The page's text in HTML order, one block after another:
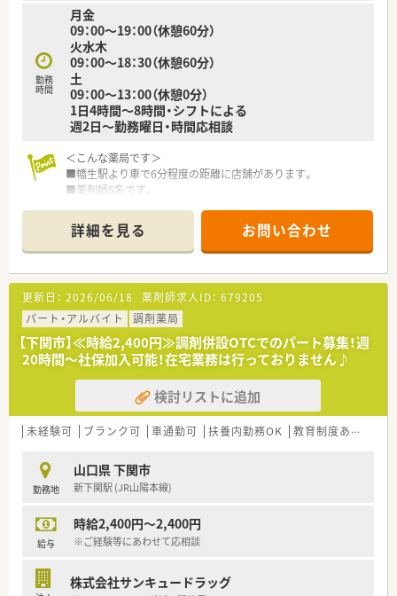
で、調剤補助スタッフ様も店舗にはいらっしゃいます。
■在宅では薬剤師様が往診に同行するだけではなく、往診前にも
訪問し医師に対して事前に患者さんの服薬状況を伝えることで、
一歩進んだ在宅医療を提供されています。在宅時には一人一台
ipadが支給されますので、今までの履歴や在宅記録も外出先で残
すことも可能となります。
■時短制度が小学校6年生になるまで使用できるサポート制度が
ございますので、産育休復帰率も非常に高く、ライフワークバラ
■年間休日126日（半日＋半日含む）と業界でも非常に長い休日
数です。また入社半年後、有給付与日数に応じて対象者にリフレ
ッシュ休暇（社員：最大７連休取得可能）がございます。
＜こんな方にもおすすめ＞
■プライベートもしっかり重視しながらメリハリをつけて働き
たい方
■薬剤師としてのスキルを磨きたい方
■新しいことにも積極的にチャレンジしたい方
勤務
時間
月金
09：00～19：00（休憩60分）
火水木
09：00～18：30（休憩60分）
土
09：00～13：00（休憩0分）
1日4時間～8時間・シフトによる
週2日～勤務曜日・時間応相談
＜こんな薬局です＞
■幡生駅より車で6分程度の距離に店舗があります。
■薬剤師5名です。
についてもご相談ください。ライフスタイルに合わせての働き
方が可能ですので子育て中の方にもおすすめの環境です。
＜業務内容＞
■近隣クリニックより皮膚科、整形外科をメインに処方応需して
います。
■処方箋枚数は約180枚/日程度です。
＜研修制度＞
■年次ごとのステップアップカリキュラムの他、栄養学や漢方・
OTC、保険制度などテーマ別研修等の教育制度も充実していま
す。がん認定専門薬剤師取得サポートや地域薬学ケア専門薬剤
師のサポートもございまして、提携のクリニック様で症例を集め
る事も可能ですので、ご自身のスキルアップもできる環境があり
＜法人特徴＞
■福岡県北九州市を中心にドラッグストア・調剤薬局を運営され
ナント出店し、北九州エリアではNo.1のシェア率を持っており
ます。
だけではなく相談漢方も展開されています。
調剤・在宅だけでなく、未病の取り組みにも積極的に関わるこ
詳細を見る お問い合わせ
更新日： 2026/06/18 薬剤師求人ID： 679205
パート・アルバイト
調剤薬局
【下関市】≪時給2,400円≫調剤併設OTCでのパート募集！週
20時間～社保加入可能！在宅業務は行っておりません♪
検討リストに追加
未経験可 ブランク可 車通勤可 扶養内勤務OK 教育制度あり
勤務地
山口県 下関市
新下関駅 (JR山陽本線)
給与
時給2,400円～2,400円
※ご経験等にあわせて応相談
株式会社サンキュードラッグ